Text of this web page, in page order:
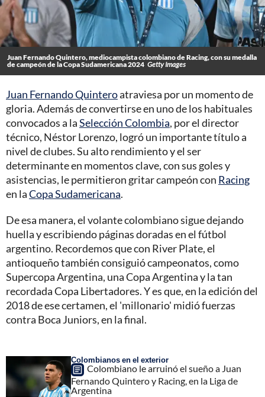
Juan Fernando Quintero, mediocampista colombiano de Racing, con su medalla
de campeón de la Copa Sudamericana 2024 Getty Images
Juan Fernando Quinteroatraviesa por un momento de
gloria. Además de convertirse en uno de los habituales
convocados a laSelección Colombia, por el director
técnico, Néstor Lorenzo, logró un importante título a
nivel de clubes. Su alto rendimiento y el ser
determinante en momentos clave, con sus goles y
asistencias, le permitieron gritar campeón con Racing
en laCopa Sudamericana.
De esa manera, el volante colombiano sigue dejando
huella y escribiendo páginas doradas en el fútbol
argentino. Recordemos que con River Plate, el
antioqueño también consiguió campeonatos, como
Supercopa Argentina, una Copa Argentina y la tan
recordada Copa Libertadores. Y es que, en la edición del
2018 de ese certamen, el 'millonario' midió fuerzas
contra Boca Juniors, en la final.
Colombianos en el exterior
Colombiano le arruinó el sueño a Juan
Fernando Quintero y Racing, en la Liga de
Argentina